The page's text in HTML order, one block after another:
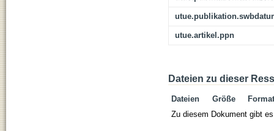
utue.artikel.ppn
Dateien zu dieser
Dateien Größe
Format
Zu diesem Dokument gibt